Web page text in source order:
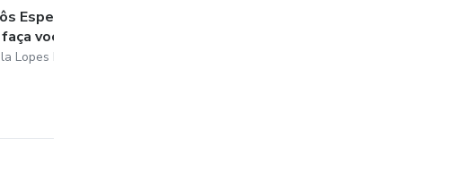
Especial de
você mesmo.
Lopes Nunes